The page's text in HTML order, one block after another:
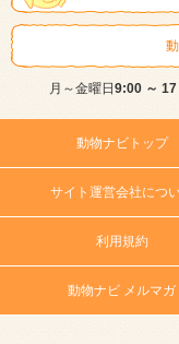
月～金曜日9:00 ～
動物ナビトップ
サイト運営会社につ
利用規約
動物ナビ メルマガ